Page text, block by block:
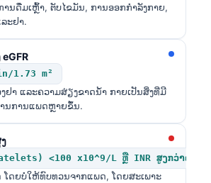
ນດື່ມເຫຼົ້າ, ຕັບໄຂມັນ, ການອອກກຳລັງກາຍ,
ະຢາ.
1.73 m²
ຢາ ແລະຄວາມສ່ຽງຂາດນ້ຳ ກາຍເປັນສິ່ງທີ່ມີ
ນການແພດຫຼາຍຂຶ້ນ.
<100 x10^9/L ຫຼື INR ສູງກວ່າຄ່າເປົ້
ໂດຍບໍ່ໃຫ້ທົບທວນຈາກແພດ, ໂດຍສະເພາະ